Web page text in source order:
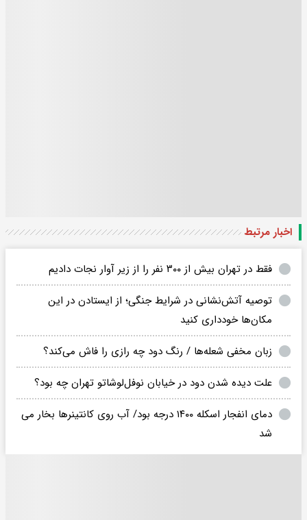
اخبار مرتبط
فقط در تهران بیش از ۳۰۰ نفر را از زیر آوار نجات دادیم
توصیه آتش‌نشانی در شرایط جنگی؛ از ایستادن در این
مکان‌ها خودداری کنید
زبان مخفی شعله‌ها / رنگ دود چه رازی را فاش می‌کند؟
علت دیده شدن دود در خیابان نوفل‌لوشاتو تهران چه بود؟
دمای انفجار اسکله ۱۴۰۰ درجه بود/ آب روی کانتینرها بخار می
شد